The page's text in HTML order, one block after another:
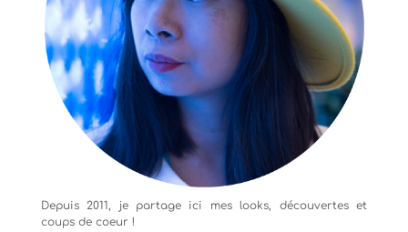
Depuis 2011, je partage ici mes looks, découvertes et
coups de coeur !